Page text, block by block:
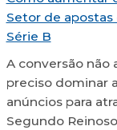
Setor de
Série B
A conversão não
preciso dominar
anúncios para
Segundo